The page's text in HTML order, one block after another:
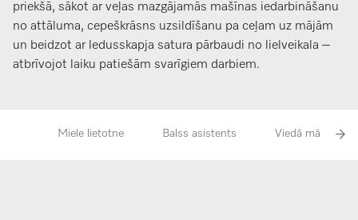
priekšā, sākot ar veļas mazgājamās mašīnas iedarbināšanu
no attāluma, cepeškrāsns uzsildīšanu pa ceļam uz mājām
un beidzot ar ledusskapja satura pārbaudi no lielveikala –
atbrīvojot laiku patiešām svarīgiem darbiem.
Miele lietotne Balss asistents Viedā mājokļa